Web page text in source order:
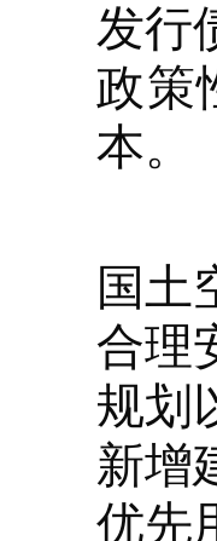
发行
政策
本。
（
国土
合理
规划
新增
优先